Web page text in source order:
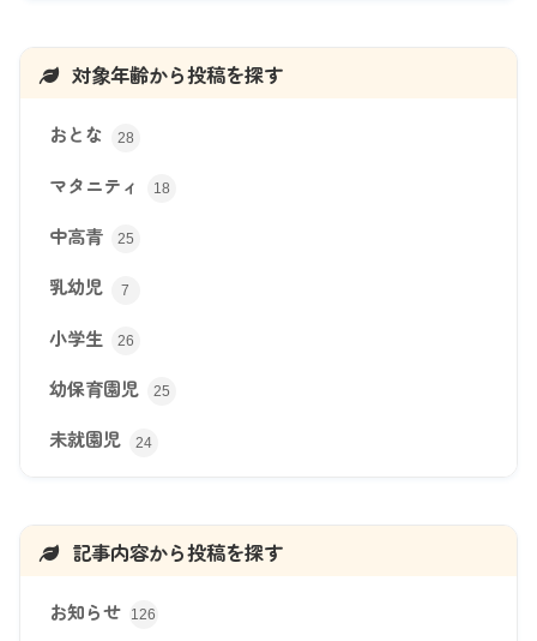
対象年齢から投稿を探す
おとな 28
マタニティ 18
中高青 25
乳幼児 7
小学生 26
幼保育園児 25
未就園児 24
記事内容から投稿を探す
お知らせ 126